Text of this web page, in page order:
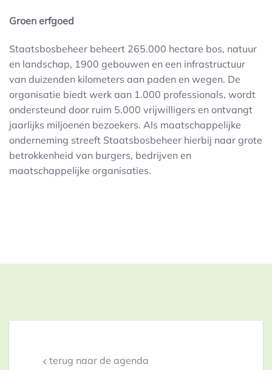
Groen erfgoed
Staatsbosbeheer beheert 265.000 hectare bos, natuur
en landschap, 1900 gebouwen en een infrastructuur
van duizenden kilometers aan paden en wegen. De
organisatie biedt werk aan 1.000 professionals, wordt
ondersteund door ruim 5.000 vrijwilligers en ontvangt
jaarlijks miljoenen bezoekers. Als maatschappelijke
onderneming streeft Staatsbosbeheer hierbij naar grote
betrokkenheid van burgers, bedrijven en
maatschappelijke organisaties.
terug naar de agenda